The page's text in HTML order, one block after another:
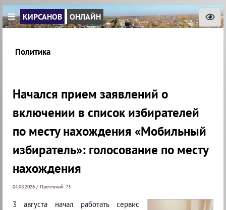
КИРСАНОВ ОНЛАЙН
Политика
Начался прием заявлений о
включении в список избирателей
по месту нахождения «Мобильный
избиратель»: голосование по месту
нахождения
04.08.2026 / Прочтений: 73
3 августа начал работать сервис